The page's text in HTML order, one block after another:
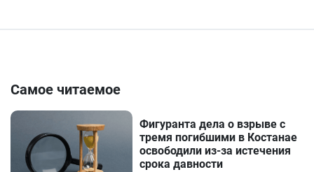
Самое читаемое
Фигуранта дела о взрыве с
тремя погибшими в Костанае
освободили из-за истечения
срока давности